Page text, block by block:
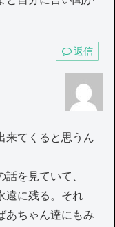
返信
来てくると思うん
を見ていて、
遠に残る。それ
あちゃん達にもみ